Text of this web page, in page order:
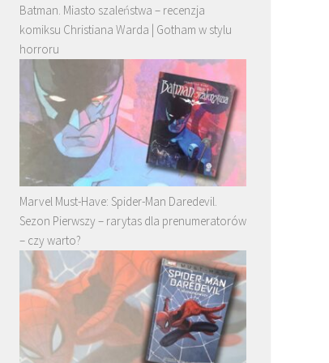
Batman. Miasto szaleństwa – recenzja
komiksu Christiana Warda | Gotham w stylu
horroru
Marvel Must-Have: Spider-Man Daredevil.
Sezon Pierwszy – rarytas dla prenumeratorów
– czy warto?